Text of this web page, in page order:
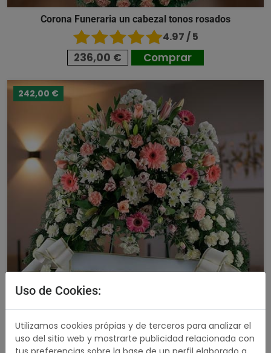
Corona Funeraria un cabezal tonos rosados
4.97 / 5
236,00 € Comprar
242,00 €
Uso de Cookies:
Utilizamos cookies própias y de terceros para analizar el
uso del sitio web y mostrarte publicidad relacionada con